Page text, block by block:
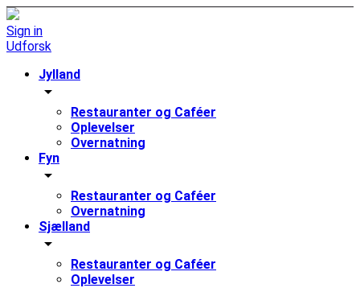
Sign in
Udforsk
Jylland
arrow_drop_down
Restauranter og Caféer
Oplevelser
Overnatning
Fyn
arrow_drop_down
Restauranter og Caféer
Overnatning
Sjælland
arrow_drop_down
Restauranter og Caféer
Oplevelser